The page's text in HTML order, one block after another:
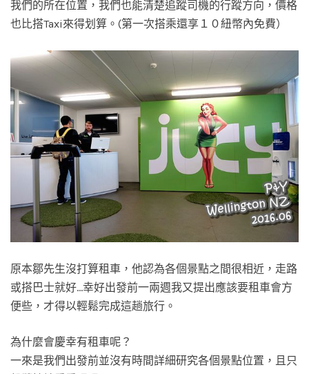
我們的所在位置，我們也能清楚追蹤司機的行蹤方向，價格
也比搭Taxi來得划算。(第一次搭乘還享１０紐幣內免費）
原本鄒先生沒打算租車，他認為各個景點之間很相近，走路
或搭巴士就好…幸好出發前一兩週我又提出應該要租車會方
便些，才得以輕鬆完成這趟旅行。
為什麼會慶幸有租車呢？
一來是我們出發前並沒有時間詳細研究各個景點位置，且只